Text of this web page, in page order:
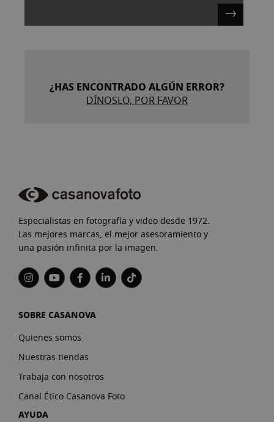
¿HAS ENCONTRADO ALGÚN ERROR?
DÍNOSLO, POR FAVOR
Especialistas en fotografía y video desde 1972.
Las mejores marcas, el mejor asesoramiento y
una pasión infinita por la imagen.
SOBRE CASANOVA
Quienes somos
Nuestras tiendas
Trabaja con nosotros
Canal Ético Casanova Foto
AYUDA